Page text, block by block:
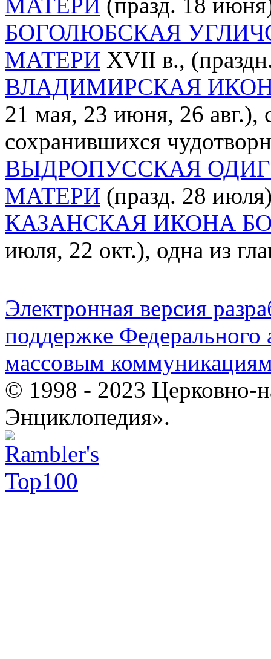
БОГОЛЮБСКАЯ
МАТЕРИ XVII в.,
ВЛАДИМИРСКАЯ
21 мая, 23 июня, 26 авг.),
сохранившихся
ВЫДРОПУССКАЯ
МАТЕРИ (празд. 28
КАЗАНСКАЯ ИКОНА
июля, 22 окт.), одна из
Электронная версия
поддержке Федерального
массовым
© 1998 - 2023 Церковно-
Энциклопедия».